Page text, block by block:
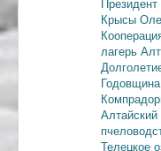
Крысы
лагерь
Телецкое